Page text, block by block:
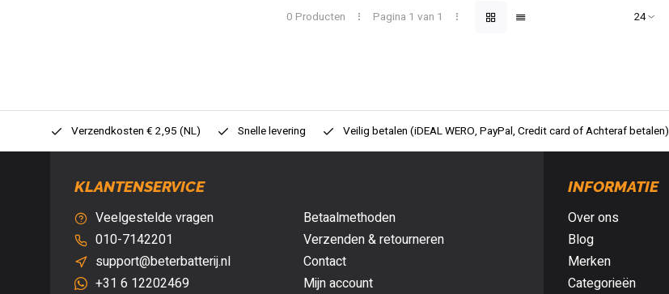
0 Producten Pagina 1 van 1
Verzendkosten € 2,95 (NL) Snelle levering Veilig betalen (iDEAL WERO, PayPal, Credit card of Achteraf betalen)
KLANTENSERVICE
Veelgestelde vragen
010-7142201
support@beterbatterij.nl
+31 6 12202469
Betaalmethoden
Verzenden & retourneren
Contact
Mijn account
INFORMATIE
Over ons
Blog
Merken
Categorieën